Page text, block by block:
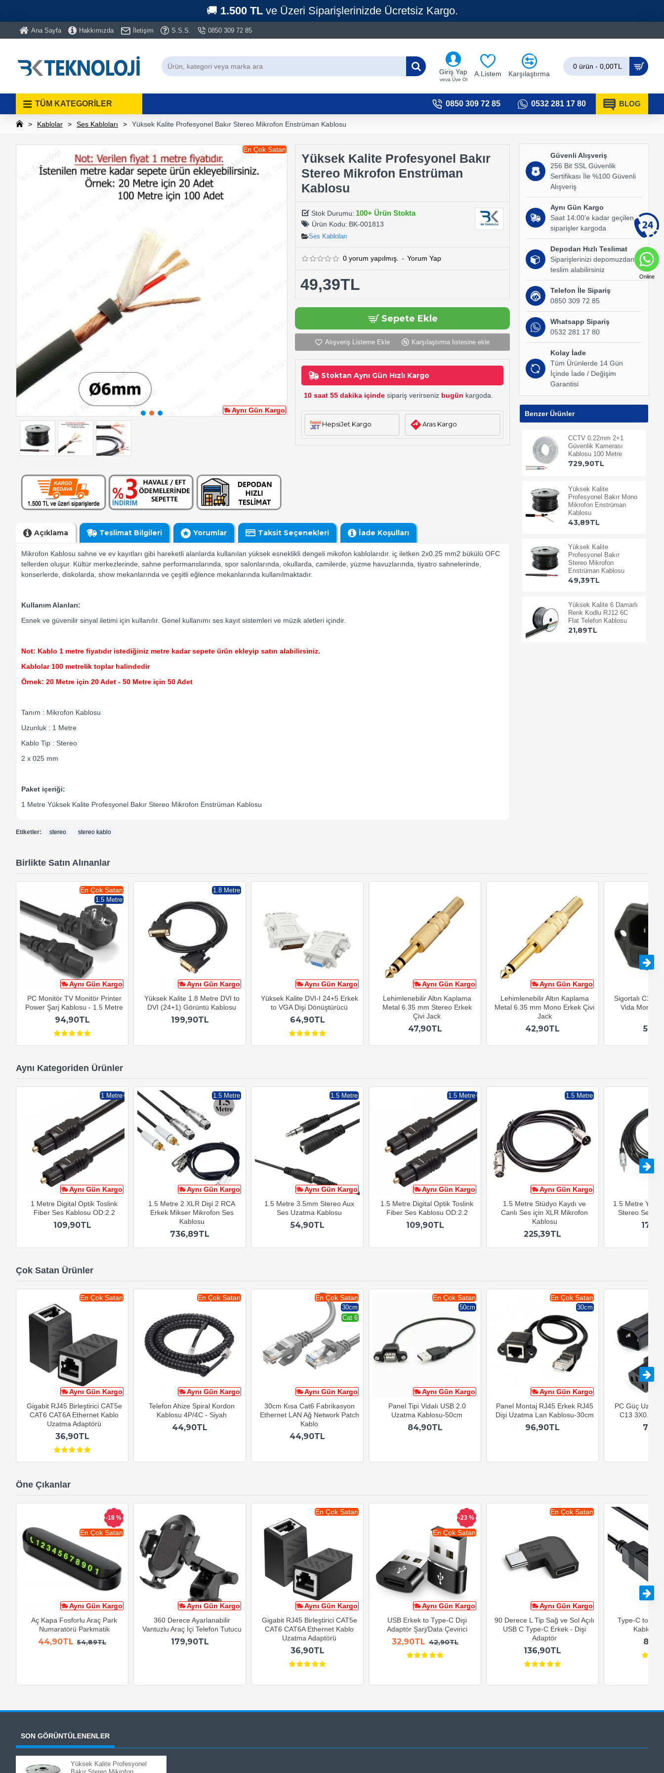
🚚 1.500 TLve Üzeri Siparişlerinizde Ücretsiz Kargo.
Ana Sayfa Hakkımızda İletişim S.S.S. 0850 309 72 85
Giriş Yap
veya Üye Ol
A.Listem
0
Karşılaştırma
0
0 ürün - 0,00TL
TÜM KATEGORİLER 0850 309 72 85 0532 281 17 80 BLOG
Kablolar Ses Kabloları Yüksek Kalite Profesyonel Bakır Stereo Mikrofon Enstrüman Kablosu
Aynı Gün Kargo
En Çok Satan
Yüksek Kalite Profesyonel Bakır
Stereo Mikrofon Enstrüman
Kablosu
Stok Durumu: 100+ Ürün Stokta
Ürün Kodu: BK-001813
Ses Kabloları
0 yorum yapılmış. - Yorum Yap
49,39TL
Sepete Ekle
Alışveriş Listeme Ekle Karşılaştırma listesine ekle
Stoktan Aynı Gün Hızlı Kargo
10 saat 55 dakika içinde sipariş verirseniz bugün kargoda.
HepsiJet Kargo Aras Kargo
Açıklama Teslimat Bilgileri Yorumlar Taksit Seçenekleri İade Koşulları
Mikrofon Kablosu sahne ve ev kayıtları gibi hareketli alanlarda kullanılan yüksek esneklikli dengeli mikofon kablolarıdır. iç iletken 2x0.25 mm2 bükülü OFC
tellerden oluşur. Kültür merkezlerinde, sahne performanslarında, spor salonlarında, okullarda, camilerde, yüzme havuzlarında, tiyatro sahnelerinde,
konserlerde, diskolarda, show mekanlarında ve çeşitli eğlence mekanlarında kullanılmaktadır.
Kullanım Alanları:
Esnek ve güvenilir sinyal iletimi için kullanılır. Genel kullanımı ses kayıt sistemleri ve müzik aletleri içindir.
Not: Kablo 1 metre fiyatıdır istediğiniz metre kadar sepete ürün ekleyip satın alabilirsiniz.
Kablolar 100 metrelik toplar halindedir
Örnek: 20 Metre için 20 Adet - 50 Metre için 50 Adet
Tanım : Mikrofon Kablosu
Uzunluk : 1 Metre
Kablo Tip : Stereo
2 x 025 mm
Paket içeriği:
1 Metre Yüksek Kalite Profesyonel Bakır Stereo Mikrofon Enstrüman Kablosu
Etiketler: stereo stereo kablo
Güvenli Alışveriş
256 Bit SSL Güvenlik
Sertifikası İle %100 Güvenli
Alışveriş
Aynı Gün Kargo
Saat 14:00'e kadar geçilen
siparişler kargoda
Depodan Hızlı Teslimat
Siparişlerinizi depomuzdan
teslim alabilirsiniz
Telefon İle Sipariş
0850 309 72 85
Whatsapp Sipariş
0532 281 17 80
Kolay İade
Tüm Ürünlerde 14 Gün
İçinde İade / Değişim
Garantisi
Benzer Ürünler
CCTV 0.22mm 2+1
Güvenlik Kamerası
Kablosu 100 Metre
729,90TL
Yüksek Kalite
Profesyonel Bakır Mono
Mikrofon Enstrüman
Kablosu
43,89TL
Yüksek Kalite
Profesyonel Bakır
Stereo Mikrofon
Enstrüman Kablosu
49,39TL
Yüksek Kalite 6 Damarlı
Renk Kodlu RJ12 6C
Flat Telefon Kablosu
21,89TL
Birlikte Satın Alınanlar
Aynı Gün Kargo
En Çok Satan
1.5 Metre
PC Monitör TV Monitör Printer
Power Şarj Kablosu - 1.5 Metre
94,90TL
Aynı Gün Kargo
1.8 Metre
Yüksek Kalite 1.8 Metre DVI to
DVI (24+1) Görüntü Kablosu
199,90TL
Aynı Gün Kargo
Yüksek Kalite DVI-I 24+5 Erkek
to VGA Dişi Dönüştürücü
64,90TL
Aynı Gün Kargo
Lehimlenebilir Altın Kaplama
Metal 6.35 mm Stereo Erkek
Çivi Jack
47,90TL
Aynı Gün Kargo
Lehimlenebilir Altın Kaplama
Metal 6.35 mm Mono Erkek Çivi
Jack
42,90TL
Sigortalı C14
Vida Montajlı
Aynı Kategoriden Ürünler
Aynı Gün Kargo
1 Metre
1 Metre Digital Optik Toslink
Fiber Ses Kablosu OD:2.2
109,90TL
Aynı Gün Kargo
1.5 Metre
1.5 Metre 2 XLR Dişi 2 RCA
Erkek Mikser Mikrofon Ses
Kablosu
736,89TL
Aynı Gün Kargo
1.5 Metre
1.5 Metre 3.5mm Stereo Aux
Ses Uzatma Kablosu
54,90TL
Aynı Gün Kargo
1.5 Metre
1.5 Metre Digital Optik Toslink
Fiber Ses Kablosu OD:2.2
109,90TL
Aynı Gün Kargo
1.5 Metre
1.5 Metre Stüdyo Kaydı ve
Canlı Ses için XLR Mikrofon
Kablosu
225,39TL
1.5 Metre
Stereo Ses
Çok Satan Ürünler
Aynı Gün Kargo
En Çok Satan
Gigabit RJ45 Birleştirici CAT5e
CAT6 CAT6A Ethernet Kablo
Uzatma Adaptörü
36,90TL
Aynı Gün Kargo
En Çok Satan
Telefon Ahize Spiral Kordon
Kablosu 4P/4C - Siyah
44,90TL
Aynı Gün Kargo
En Çok Satan
30cm
Cat 6
30cm Kısa Cat6 Fabrikasyon
Ethernet LAN Ağ Network Patch
Kablo
44,90TL
Aynı Gün Kargo
En Çok Satan
50cm
Panel Tipi Vidalı USB 2.0
Uzatma Kablosu-50cm
84,90TL
Aynı Gün Kargo
En Çok Satan
30cm
Panel Montaj RJ45 Erkek RJ45
Dişi Uzatma Lan Kablosu-30cm
96,90TL
PC Güç
C13
Öne Çıkanlar
Aynı Gün Kargo
En Çok Satan
-18 %
Aç Kapa Fosforlu Araç Park
Numaratörü Parkmatik
44,90TL 54,89TL
Aynı Gün Kargo
360 Derece Ayarlanabilir
Vantuzlu Araç İçi Telefon Tutucu
179,90TL
Aynı Gün Kargo
En Çok Satan
Gigabit RJ45 Birleştirici CAT5e
CAT6 CAT6A Ethernet Kablo
Uzatma Adaptörü
36,90TL
Aynı Gün Kargo
En Çok Satan
-23 %
USB Erkek to Type-C Dişi
Adaptör Şarj/Data Çevirici
32,90TL 42,90TL
Aynı Gün Kargo
En Çok Satan
90 Derece L Tip Sağ ve Sol Açılı
USB C Type-C Erkek - Dişi
Adaptör
136,90TL
Type-C to
Kablosu
SON GÖRÜNTÜLENENLER
Yüksek Kalite Profesyonel
Online